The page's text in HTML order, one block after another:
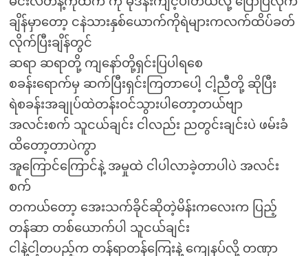
ချိန်မှာတော့ ငနဲသားနှစ်ယောက်ကိုရဲများကလက်ထိပ်ခတ်
လိုက်ပြီးချိန်တွင်
ဆရာ ဆရာတို့ ကျနော်တို့ရှင်းပြပါရစေ
စခန်းရောက်မှ ဆက်ပြီးရှင်းကြတာပေါ့ ငါ့ညီတို့ ဆိုပြီး
ရဲစခန်းအချုပ်ထဲတန်းဝင်သွားပါတော့တယ်ဗျာ
အလင်းစက် သူငယ်ချင်း ငါလည်း ညတွင်းချင်းပဲ ဖမ်းခံ
ထိတော့တာပဲကွာ
အူကြောင်ကြောင်နဲ့ အမှုထဲ ငါပါလာခဲ့တာပါပဲ အလင်း
စက်
တကယ်တော့ အေးသက်ခိုင်ဆိုတဲ့မိန်းကလေးက ပြည့်
တန်ဆာ တစ်ယောက်ပါ သူငယ်ချင်း
ငါနဲ့ငါ့တပည့်က တန်ရာတန်ကြေးနဲ့ ကျေနပ်လို့ တဏှာ